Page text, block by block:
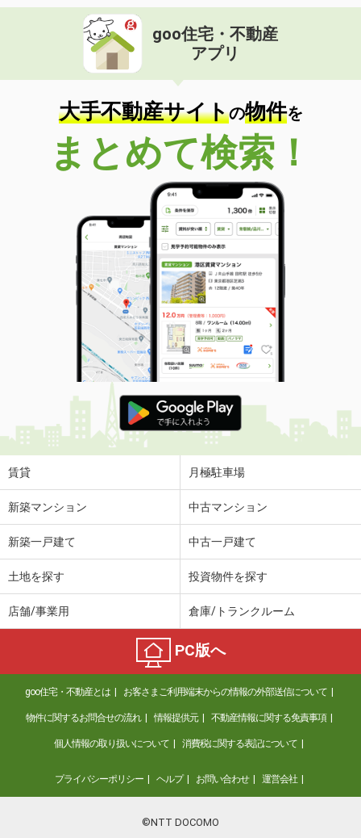
goo住宅・不動産
アプリ
大手不動産サイトの物件を
まとめて検索！
賃貸 月極駐車場
新築マンション 中古マンション
新築一戸建て 中古一戸建て
土地を探す 投資物件を探す
店舗/事業用 倉庫/トランクルーム
PC版へ
goo住宅・不動産とは お客さまご利用端末からの情報の外部送信について
物件に関するお問合せの流れ 情報提供元 不動産情報に関する免責事項
個人情報の取り扱いについて 消費税に関する表記について
プライバシーポリシー ヘルプ お問い合わせ 運営会社
©NTT DOCOMO